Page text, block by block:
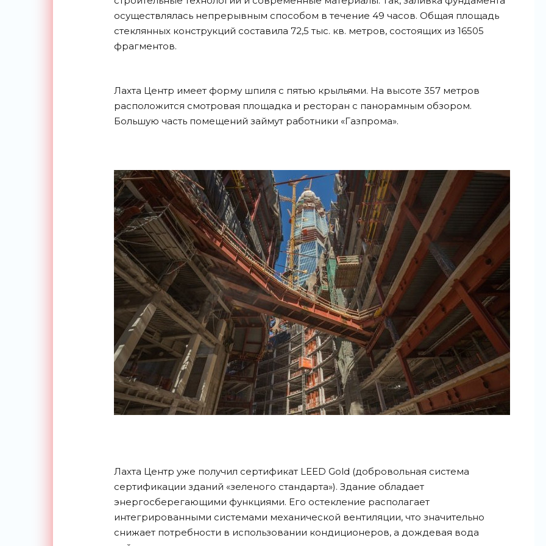
осуществлялась непрерывным способом в течение 49 часов. Общая площадь
стеклянных конструкций составила 72,5 тыс. кв. метров, состоящих из 16505
фрагментов.
Лахта Центр имеет форму шпиля с пятью крыльями. На высоте 357 метров
расположится смотровая площадка и ресторан с панорамным обзором.
Большую часть помещений займут работники «Газпрома».
Лахта Центр уже получил сертификат LEED Gold (добровольная система
сертификации зданий «зеленого стандарта»). Здание обладает
энергосберегающими функциями. Его остекление располагает
интегрированными системами механической вентиляции, что значительно
снижает потребности в использовании кондиционеров, а дождевая вода